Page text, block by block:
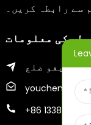
سے رابطہ کریں۔
کی معلومات
کا زیفو ضلع
+86